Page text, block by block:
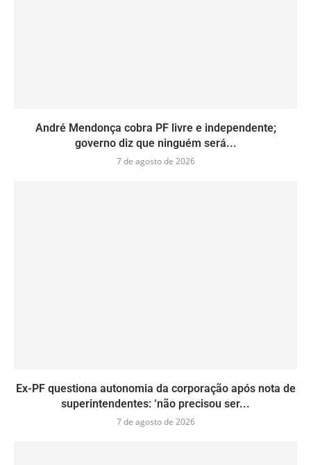
André Mendonça cobra PF livre e independente;
governo diz que ninguém será...
7 de agosto de 2026
Ex-PF questiona autonomia da corporação após nota de
superintendentes: ‘não precisou ser...
7 de agosto de 2026